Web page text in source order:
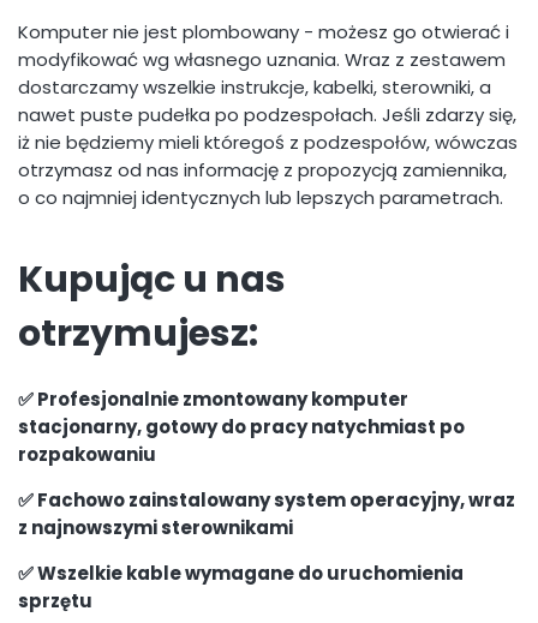
Komputer nie jest plombowany - możesz go otwierać i
modyfikować wg własnego uznania. Wraz z zestawem
dostarczamy wszelkie instrukcje, kabelki, sterowniki, a
nawet puste pudełka po podzespołach. Jeśli zdarzy się,
iż nie będziemy mieli któregoś z podzespołów, wówczas
otrzymasz od nas informację z propozycją zamiennika,
o co najmniej identycznych lub lepszych parametrach.
Kupując u nas
otrzymujesz:
✅ Profesjonalnie zmontowany komputer
stacjonarny, gotowy do pracy natychmiast po
rozpakowaniu
✅ Fachowo zainstalowany system operacyjny, wraz
z najnowszymi sterownikami
✅ Wszelkie kable wymagane do uruchomienia
sprzętu